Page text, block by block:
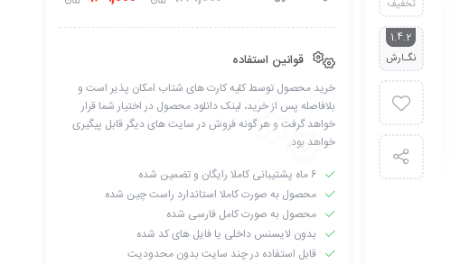
تخفیف
1.4.2
نگـارش
قوانین استفاده
خرید محصول توسط کلیه کارت های شتاب امکان پذیر است و
بلافاصله پس از خرید، لینک دانلود محصول در اختیار شما قرار
خواهد گرفت و هر گونه فروش در سایت های دیگر قابل پیگیری
خواهد بود.
۶ ماه پشتیبانی کاملا رایگان و تضمین شده
محصول به صورت کاملا استاندارد راست چین شده
محصول به صورت کامل فارسی شده
بدون لایسنس داخلی یا فایل های کد شده
قابل استفاده در چند سایت بدون محدودیت